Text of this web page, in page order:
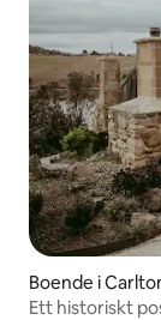
Boende i
Ett historiskt